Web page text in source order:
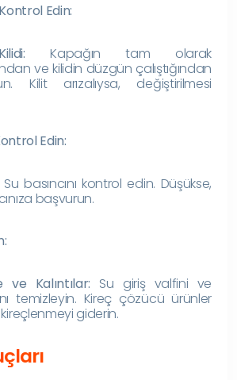
Edin:
Kapağın tam olarak
ve kilidin düzgün çalıştığından
Kilit arızalıysa, değiştirilmesi
Edin:
Su basıncını kontrol edin. Düşükse,
başvurun.
ve Kalıntılar: Su giriş valfini ve
temizleyin. Kireç çözücü ürünler
giderin.